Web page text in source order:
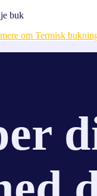
buk
om Termisk